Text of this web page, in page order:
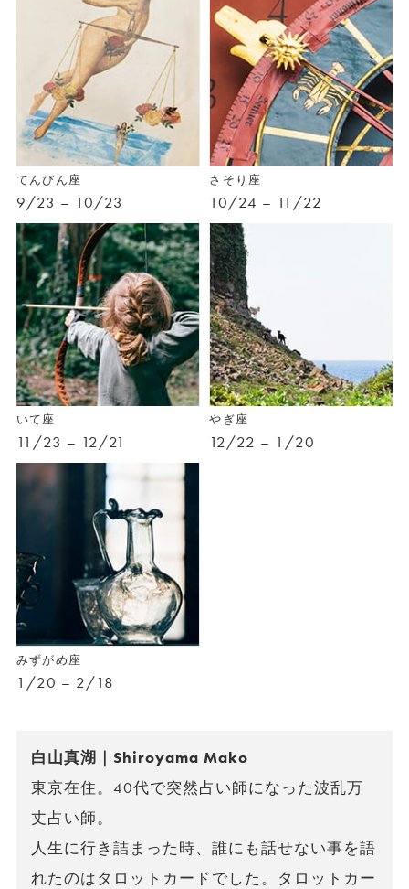
てんびん座
9/23 – 10/23
さそり座
10/24 – 11/22
いて座
11/23 – 12/21
やぎ座
12/22 – 1/20
みずがめ座
1/20 – 2/18
白山真湖｜Shiroyama Mako
東京在住。40代で突然占い師になった波乱万
丈占い師。
人生に行き詰まった時、誰にも話せない事を語
れたのはタロットカードでした。タロットカー